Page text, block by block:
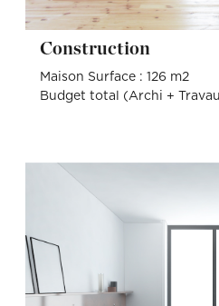
Construction
Maison Surface : 126 m2
Budget total (Archi +